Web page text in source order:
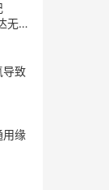
无双
导致
用缘